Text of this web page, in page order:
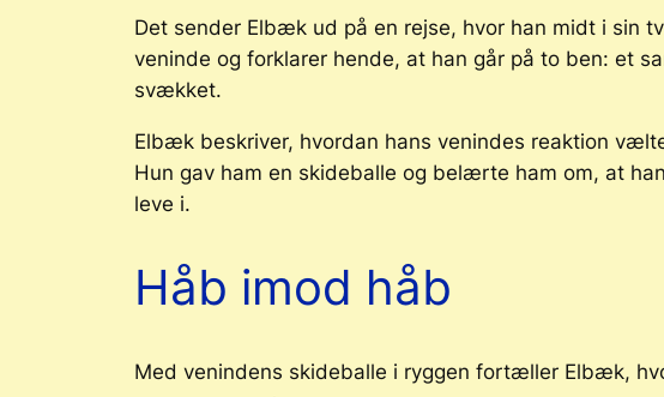
Det sender Elbæk ud på en rejse, hvor han midt i sin
veninde og forklarer hende, at han går på to ben: et
svækket.
Elbæk beskriver, hvordan hans venindes reaktion
Hun gav ham en skideballe og belærte ham om, at
leve i.
Håb imod håb
Med venindens skideballe i ryggen fortæller Elbæk,